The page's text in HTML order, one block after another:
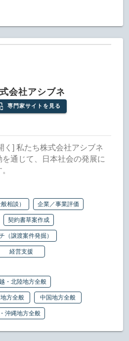
会社アシブネ
専門家サイトを見る
く] 私たち株式会社アシブネ
通じて、日本社会の発展に
相談）
企業／事業評価
契約書草案作成
（譲渡案件発掘）
経営支援
・北陸地方全般
方全般 中国地方全般
沖縄地方全般